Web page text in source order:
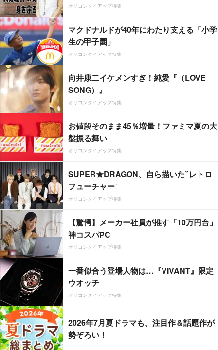
オリコンタイアップ特集
マクドナルドが40年にわたり支える「小学
生の甲子園」
オリコンタイアップ特集
向井康二イケメンすぎ！純愛『（LOVE
SONG）』
オリコンタイアップ特集
お値段そのまま45％増量！ファミマ夏の大
盤振る舞い
オリコンタイアップ特集
SUPER★DRAGON、自ら描いた”レトロ
フューチャー”
オリコンタイアップ特集
【驚愕】メーカー社員が推す「10万円台」
神コスパPC
オリコンタイアップ特集
一番似合う登場人物は…『VIVANT』限定
ウオッチ
オリコンタイアップ特集
2026年7月夏ドラマも、注目作＆話題作が
勢ぞろい！